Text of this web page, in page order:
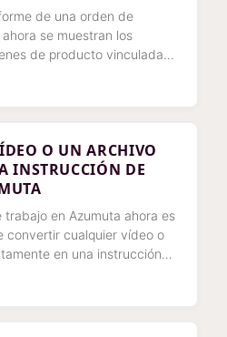
de una orden de
se muestran los
de producto vinculadas,
O UN ARCHIVO
INSTRUCCIÓN DE
en Azumuta ahora es
convertir cualquier vídeo o
en una instrucción